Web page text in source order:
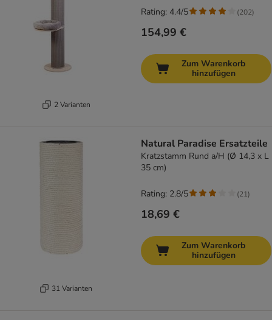
2 Varianten
154,99 €
Rating: 4.4/5 (202)
Zum Warenkorb
hinzufügen
31 Varianten
Natural Paradise Ersatzteile
Kratzstamm Rund a/H (Ø 14,3 x L
35 cm)
18,69 €
Rating: 2.8/5 (21)
Zum Warenkorb
hinzufügen